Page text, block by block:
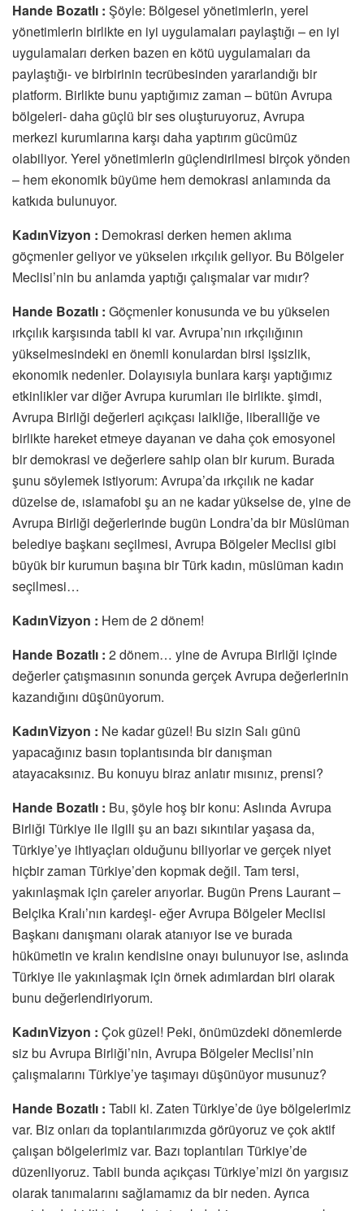
Hande Bozatlı : Şöyle: Bölgesel yönetimlerin, yerel
yönetimlerin birlikte en iyi uygulamaları paylaştığı – en iyi
uygulamaları derken bazen en kötü uygulamaları da
paylaştığı- ve birbirinin tecrübesinden yararlandığı bir
platform. Birlikte bunu yaptığımız zaman – bütün Avrupa
bölgeleri- daha güçlü bir ses oluşturuyoruz, Avrupa
merkezi kurumlarına karşı daha yaptırım gücümüz
olabiliyor. Yerel yönetimlerin güçlendirilmesi birçok yönden
– hem ekonomik büyüme hem demokrasi anlamında da
katkıda bulunuyor.
KadınVizyon : Demokrasi derken hemen aklıma
göçmenler geliyor ve yükselen ırkçılık geliyor. Bu Bölgeler
Meclisi’nin bu anlamda yaptığı çalışmalar var mıdır?
Hande Bozatlı : Göçmenler konusunda ve bu yükselen
ırkçılık karşısında tabii ki var. Avrupa’nın ırkçılığının
yükselmesindeki en önemli konulardan birsi işsizlik,
ekonomik nedenler. Dolayısıyla bunlara karşı yaptığımız
etkinlikler var diğer Avrupa kurumları ile birlikte. şimdi,
Avrupa Birliği değerleri açıkçası laikliğe, liberalliğe ve
birlikte hareket etmeye dayanan ve daha çok emosyonel
bir demokrasi ve değerlere sahip olan bir kurum. Burada
şunu söylemek istiyorum: Avrupa’da ırkçılık ne kadar
düzelse de, ıslamafobi şu an ne kadar yükselse de, yine de
Avrupa Birliği değerlerinde bugün Londra’da bir Müslüman
belediye başkanı seçilmesi, Avrupa Bölgeler Meclisi gibi
büyük bir kurumun başına bir Türk kadın, müslüman kadın
seçilmesi…
KadınVizyon : Hem de 2 dönem!
Hande Bozatlı : 2 dönem… yine de Avrupa Birliği içinde
değerler çatışmasının sonunda gerçek Avrupa değerlerinin
kazandığını düşünüyorum.
KadınVizyon : Ne kadar güzel! Bu sizin Salı günü
yapacağınız basın toplantısında bir danışman
atayacaksınız. Bu konuyu biraz anlatır mısınız, prensi?
Hande Bozatlı : Bu, şöyle hoş bir konu: Aslında Avrupa
Birliği Türkiye ile ilgili şu an bazı sıkıntılar yaşasa da,
Türkiye’ye ihtiyaçları olduğunu biliyorlar ve gerçek niyet
hiçbir zaman Türkiye’den kopmak değil. Tam tersi,
yakınlaşmak için çareler arıyorlar. Bugün Prens Laurant –
Belçika Kralı’nın kardeşi- eğer Avrupa Bölgeler Meclisi
Başkanı danışmanı olarak atanıyor ise ve burada
hükümetin ve kralın kendisine onayı bulunuyor ise, aslında
Türkiye ile yakınlaşmak için örnek adımlardan biri olarak
bunu değerlendiriyorum.
KadınVizyon : Çok güzel! Peki, önümüzdeki dönemlerde
siz bu Avrupa Birliği’nin, Avrupa Bölgeler Meclisi’nin
çalışmalarını Türkiye’ye taşımayı düşünüyor musunuz?
Hande Bozatlı : Tabii ki. Zaten Türkiye’de üye bölgelerimiz
var. Biz onları da toplantılarımızda görüyoruz ve çok aktif
çalışan bölgelerimiz var. Bazı toplantıları Türkiye’de
düzenliyoruz. Tabii bunda açıkçası Türkiye’mizi ön yargısız
olarak tanımalarını sağlamamız da bir neden. Ayrıca